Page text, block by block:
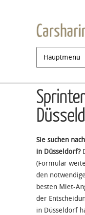
Sie suchen
in Düsseldorf?
(Formular
den
besten Miet-
der
in Düsseldorf